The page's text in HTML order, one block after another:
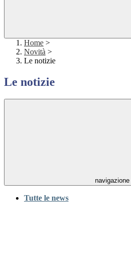
Home >
Novità >
Le notizie
Le notizie
navigazione
Tutte le news